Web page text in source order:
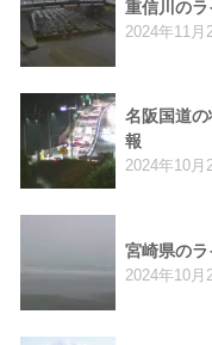
重信川のラ
2024年11月
名阪国道
報
2024年10月
宮崎県のラ
2024年10月